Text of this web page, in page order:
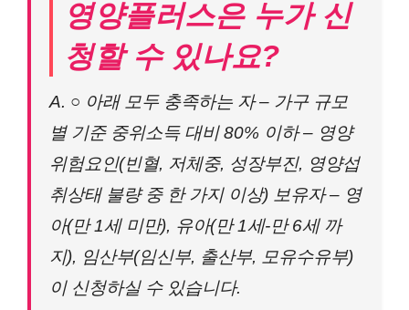
영양플러스은 누가 신
청할 수 있나요?
A. ○ 아래 모두 충족하는 자 – 가구 규모
별 기준 중위소득 대비 80% 이하 – 영양
위험요인(빈혈, 저체중, 성장부진, 영양섭
취상태 불량 중 한 가지 이상) 보유자 – 영
아(만 1세 미만), 유아(만 1세-만 6세 까
지), 임산부(임신부, 출산부, 모유수유부)
이 신청하실 수 있습니다.